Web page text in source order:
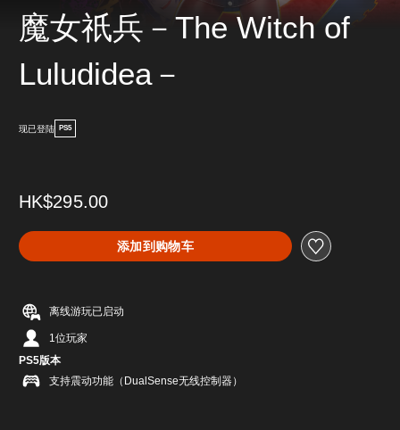
魔女祇兵－The Witch of
Luludidea－
现已登陆 PS5
HK$295.00
添加到购物车
离线游玩已启动
1位玩家
PS5版本
支持震动功能（DualSense无线控制器）